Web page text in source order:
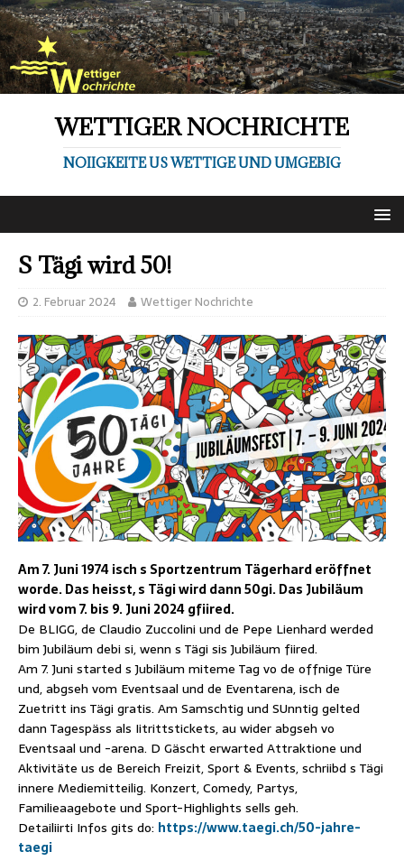
WETTIGER NOCHRICHTE
NOIIGKEITE US WETTIGE UND UMGEBIG
S Tägi wird 50!
2. Februar 2024 Wettiger Nochrichte
Am 7. Juni 1974 isch s Sportzentrum Tägerhard eröffnet
worde. Das heisst, s Tägi wird dann 50gi. Das Jubiläum
wird vom 7. bis 9. Juni 2024 gfiired.
De BLIGG, de Claudio Zuccolini und de Pepe Lienhard werded
bim Jubiläum debi si, wenn s Tägi sis Jubiläum fiired.
Am 7. Juni started s Jubiläum miteme Tag vo de offnige Türe
und, abgseh vom Eventsaal und de Eventarena, isch de
Zuetritt ins Tägi gratis. Am Samschtig und SUnntig gelted
dann Tagespäss als Iitrittstickets, au wider abgseh vo
Eventsaal und -arena. D Gäscht erwarted Attraktione und
Aktivitäte us de Bereich Freizit, Sport & Events, schriibd s Tägi
innere Mediemitteilig. Konzert, Comedy, Partys,
Familieaagebote und Sport-Highlights sells geh.
Detailiirti Infos gits do: https://www.taegi.ch/50-jahre-
taegi